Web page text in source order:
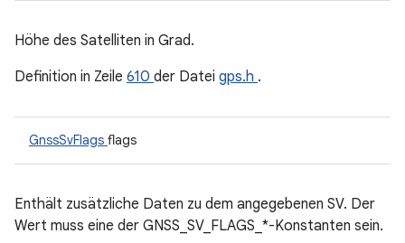
Höhe des Satelliten in Grad.
Definition in Zeile 610 der Datei gps.h .
GnssSvFlags flags
Enthält zusätzliche Daten zu dem angegebenen SV. Der
Wert muss eine der GNSS_SV_FLAGS_*-Konstanten sein.